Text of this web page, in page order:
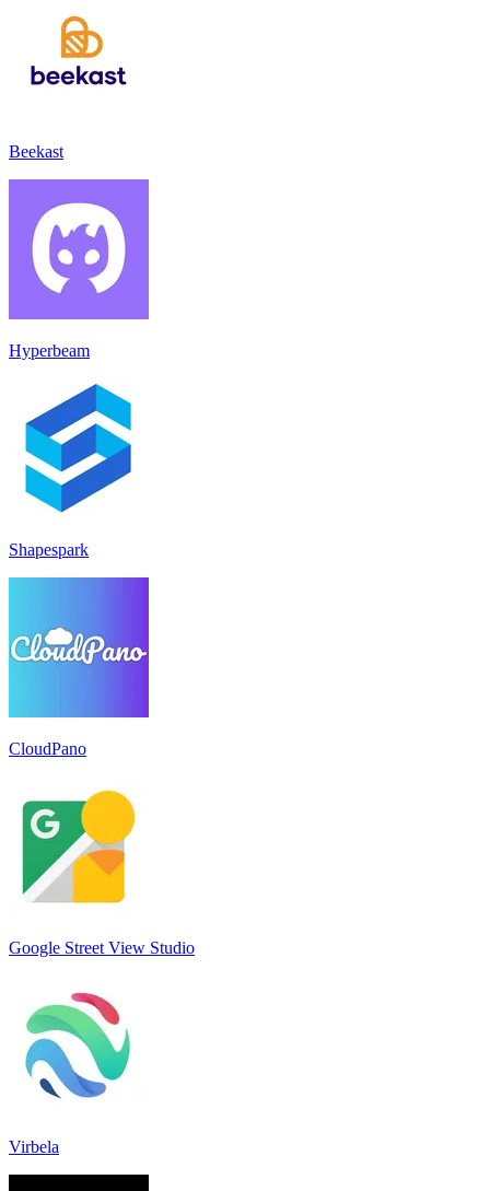
Beekast
Hyperbeam
Shapespark
CloudPano
Google Street View Studio
Virbela